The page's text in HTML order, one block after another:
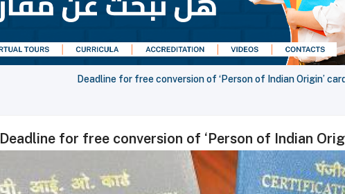
Deadline for free conversion of ‘Person of Indian Origin’
Deadline for free conversion of ‘Person of Indian